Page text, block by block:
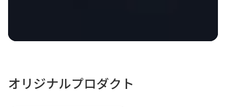
オリジナルプロダクト